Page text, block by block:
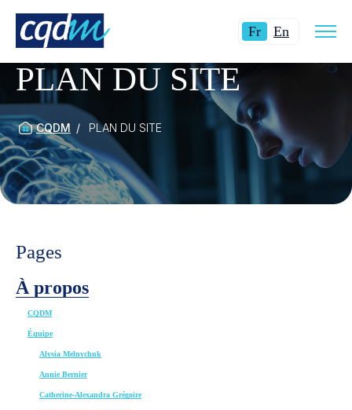
FrLangue
Français.
En Switchla
site
PLAN DU SITE
CQDM PLAN DU SITE
Pages
À propos
CQDM
Équipe
Alysia Melnychuk
Annie Bernier
Catherine-Alexandra Grégoire